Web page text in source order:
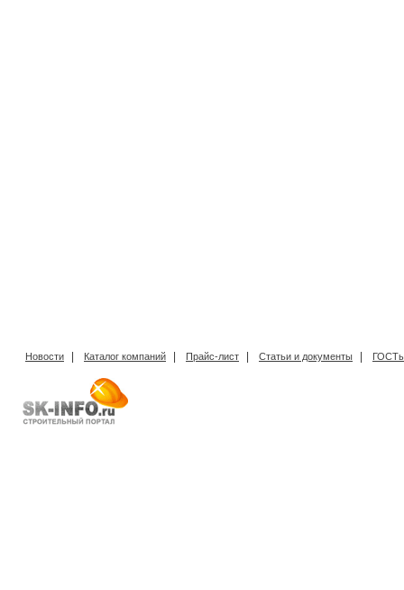
Новости | Каталог компаний | Прайс-лист | Статьи и документы |